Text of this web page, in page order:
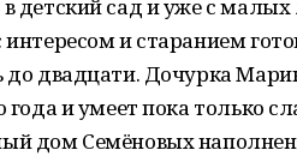
детский сад и уже с
и старанием
до двадцати. Дочурка
года и умеет пока только
дом Семёновых